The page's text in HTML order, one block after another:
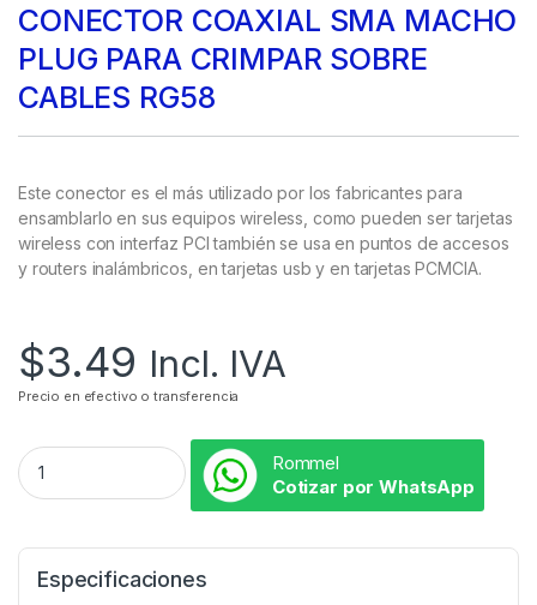
CONECTOR COAXIAL SMA MACHO
PLUG PARA CRIMPAR SOBRE
CABLES RG58
Este conector es el más utilizado por los fabricantes para
ensamblarlo en sus equipos wireless, como pueden ser tarjetas
wireless con interfaz PCI también se usa en puntos de accesos
y routers inalámbricos, en tarjetas usb y en tarjetas PCMCIA.
$3.49 Incl. IVA
Precio en efectivo o transferencia
Rommel
Cotizar por WhatsApp
Especificaciones